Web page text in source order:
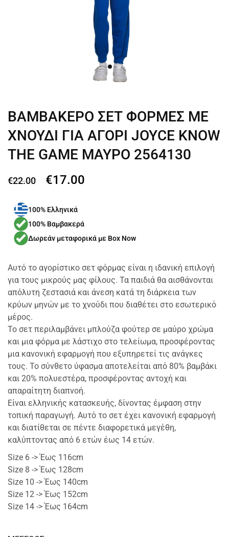
ΒΑΜΒΑΚΕΡΟ ΣΕΤ ΦΟΡΜΕΣ ΜΕ
ΧΝΟΥΔΙ ΓΙΑ ΑΓΟΡΙ JOYCE KNOW
THE GAME ΜΑΥΡΟ 2564130
€22.00 €17.00
100% Ελληνικά
100% Βαμβακερά
Δωρεάν μεταφορικά με Box Now
Αυτό το αγορίστικο σετ φόρμας είναι η ιδανική επιλογή
για τους μικρούς μας φίλους. Τα παιδιά θα αισθάνονται
απόλυτη ζεστασιά και άνεση κατά τη διάρκεια των
κρύων μηνών με το χνούδι που διαθέτει στο εσωτερικό
μέρος.
Το σετ περιλαμβάνει μπλούζα φούτερ σε μαύρο χρώμα
και μια φόρμα με λάστιχο στο τελείωμα, προσφέροντας
μια κανονική εφαρμογή που εξυπηρετεί τις ανάγκες
τους. Το σύνθετο ύφασμα αποτελείται από 80% βαμβάκι
και 20% πολυεστέρα, προσφέροντας αντοχή και
απαραίτητη διαπνοή.
Είναι ελληνικής κατασκευής, δίνοντας έμφαση στην
τοπική παραγωγή. Αυτό το σετ έχει κανονική εφαρμογή
και διατίθεται σε πέντε διαφορετικά μεγέθη,
καλύπτοντας από 6 ετών έως 14 ετών.
Size 6 -> Έως 116cm
Size 8 -> Έως 128cm
Size 10 -> Έως 140cm
Size 12 -> Έως 152cm
Size 14 -> Έως 164cm